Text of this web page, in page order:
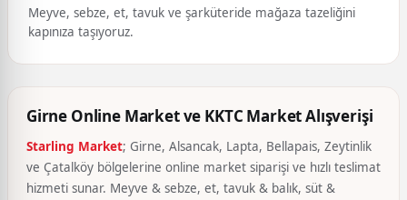
Meyve, sebze, et, tavuk ve şarküteride mağaza tazeliğini
kapınıza taşıyoruz.
Girne Online Market ve KKTC Market Alışverişi
Starling Market; Girne, Alsancak, Lapta, Bellapais, Zeytinlik
ve Çatalköy bölgelerine online market siparişi ve hızlı teslimat
hizmeti sunar. Meyve & sebze, et, tavuk & balık, süt &